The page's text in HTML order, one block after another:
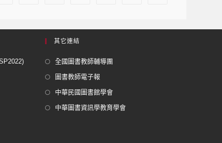
其它連結
全國圖書教師輔導團
圖書教師電子報
中華民國圖書館學會
中華圖書資訊學教育學會